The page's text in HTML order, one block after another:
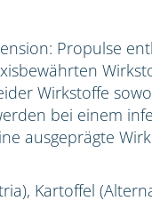
Propulse
Wirkstoffe
bei einem
ausgeprägte
Kartoffel